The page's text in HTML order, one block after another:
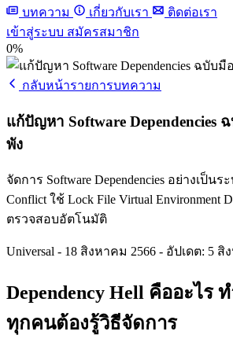
บทความ
เกี่ยวกับเรา
ติดต่อเรา
เข้าสู่ระบบ สมัครสมาชิก
0%
กลับหน้ารายการบทความ
แก้ปัญหา Software Dependencies
พัง
จัดการ Software Dependencies อย่างเป็นร
Conflict ใช้ Lock File Virtual Environment
ตรวจสอบอัตโนมัติ
Universal - 18 สิงหาคม 2566 - อัปเดต: 5 สิ
Dependency Hell คืออะไร
ทุกคนต้องรู้วิธีจัดการ